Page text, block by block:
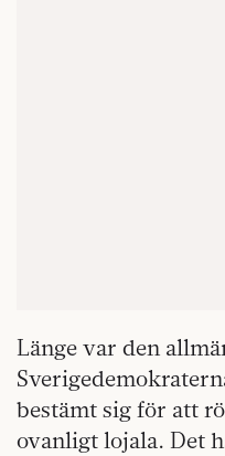
Länge var den
bestämt sig för att
ovanligt lojala. Det